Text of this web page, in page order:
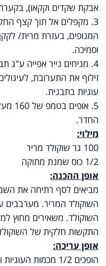
אבקת שקדים וקקאו),
3. מקפלים אל תוך קצף
המנופים, בעזרת מרית/
וסמיכה.
4. מניחים נייר אפייה ע"ג
עוגיות בתבנית.
החדר.
מילוי:
100 גר שוקולד מריר
1/2 כוס שמנת מתוקה
אופן ההכנה:
מביאים לסף רתיחה את
השוקולד המריר.
השוקולד. משאירים מחוץ
התקשות חלקית של
אופן עריכה:
הופכים 1/2 מכמות